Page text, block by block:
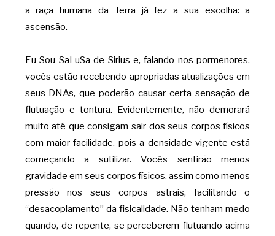
a raça humana da Terra já fez a sua escolha: a
ascensão.
Eu Sou SaLuSa de Sirius e, falando nos pormenores,
vocês estão recebendo apropriadas atualizações em
seus DNAs, que poderão causar certa sensação de
flutuação e tontura. Evidentemente, não demorará
muito até que consigam sair dos seus corpos físicos
com maior facilidade, pois a densidade vigente está
começando a sutilizar. Vocês sentirão menos
gravidade em seus corpos físicos, assim como menos
pressão nos seus corpos astrais, facilitando o
“desacoplamento” da fisicalidade. Não tenham medo
quando, de repente, se perceberem flutuando acima